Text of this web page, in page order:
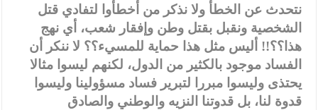
نتحدث عن الخطأ ولا نذكر من أخطأوا لتفادي قتل
الشخصية ونقبل بقتل وطن وإفقار شعب، أي نهج
هذا؟؟!! أليس مثل هذا حماية للمسيء؟؟ لا ننكر أن
الفساد موجود بالكثير من الدول، لكنهم ليسوا مثالا
يحتذى وليسوا مبررا لتبرير فساد مسؤولينا وليسوا
قدوة لنا، بل قدوتنا النزيه والوطني والصادق